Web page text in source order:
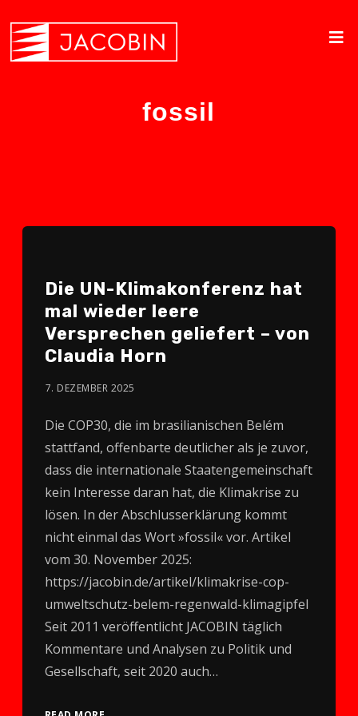
fossil
Die UN-Klimakonferenz hat
mal wieder leere
Versprechen geliefert – von
Claudia Horn
7. DEZEMBER 2025
Die COP30, die im brasilianischen Belém
stattfand, offenbarte deutlicher als je zuvor,
dass die internationale Staatengemeinschaft
kein Interesse daran hat, die Klimakrise zu
lösen. In der Abschlusserklärung kommt
nicht einmal das Wort »fossil« vor. Artikel
vom 30. November 2025:
https://jacobin.de/artikel/klimakrise-cop-
umweltschutz-belem-regenwald-klimagipfel
Seit 2011 veröffentlicht JACOBIN täglich
Kommentare und Analysen zu Politik und
Gesellschaft, seit 2020 auch…